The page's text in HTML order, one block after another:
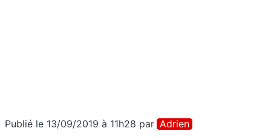
Publié le 13/09/2019 à 11h28 par Adrien